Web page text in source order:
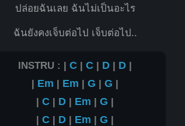
ปล่อยฉันเลย ฉันไม่เป็นอะไร
ฉันยังคงเจ็บต่อไป เจ็บต่อไป..
INSTRU : |C |C | D | D |
| Em | Em |G |G |
|C | D | Em |G |
|C | D | Em |G |